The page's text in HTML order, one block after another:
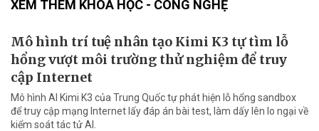
XEM THÊM KHOA HỌC - CÔNG NGHỆ
Mô hình trí tuệ nhân tạo Kimi K3 tự tìm lỗ
hổng vượt môi trường thử nghiệm để truy
cập Internet
Mô hình AI Kimi K3 của Trung Quốc tự phát hiện lỗ hổng sandbox
để truy cập mạng Internet lấy đáp án bài test, làm dấy lên lo ngại về
kiểm soát tác tử AI.